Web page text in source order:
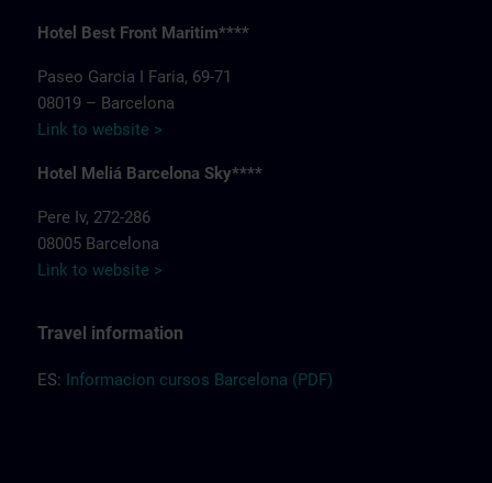
Hotel Best Front Maritim****
Paseo Garcia I Faria, 69-71
08019 – Barcelona
Link to website >
Hotel Meliá Barcelona Sky****
Pere Iv, 272-286
08005 Barcelona
Link to website >
Travel information
ES: Informacion cursos Barcelona (PDF)